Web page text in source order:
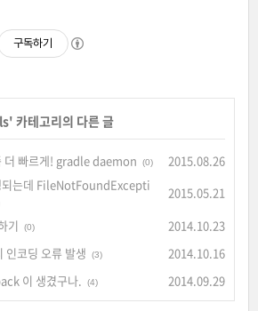
구독하기
' 카테고리의 다른 글
더 빠르게! gradle daemon (0)
2015.08.26
는데 FileNotFoundExcepti
2015.05.21
기
(0)
2014.10.23
코딩 오류 발생
(3)
2014.10.16
이 생겼구나.
(4) 2014.09.29